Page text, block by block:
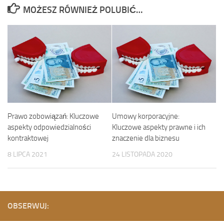
MOŻESZ RÓWNIEŻ POLUBIĆ…
Prawo zobowiązań: Kluczowe
aspekty odpowiedzialności
kontraktowej
8 LIPCA 2021
Umowy korporacyjne:
Kluczowe aspekty prawne i ich
znaczenie dla biznesu
24 LISTOPADA 2020
OBSERWUJ: